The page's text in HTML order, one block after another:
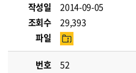
작성일
2014-09-05
조회수
29,393
파일
번호
52